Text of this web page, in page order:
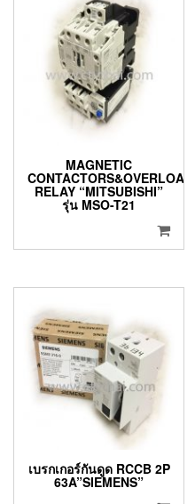
MAGNETIC
CONTACTORS&OVERLOAD
RELAY “MITSUBISHI”
รุ่น MSO-T21
เบรกเกอร์กันดูด RCCB 2P
63A”SIEMENS”